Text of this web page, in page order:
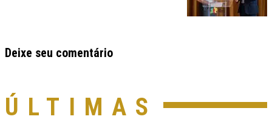
Deixe seu comentário
ÚLTIMAS